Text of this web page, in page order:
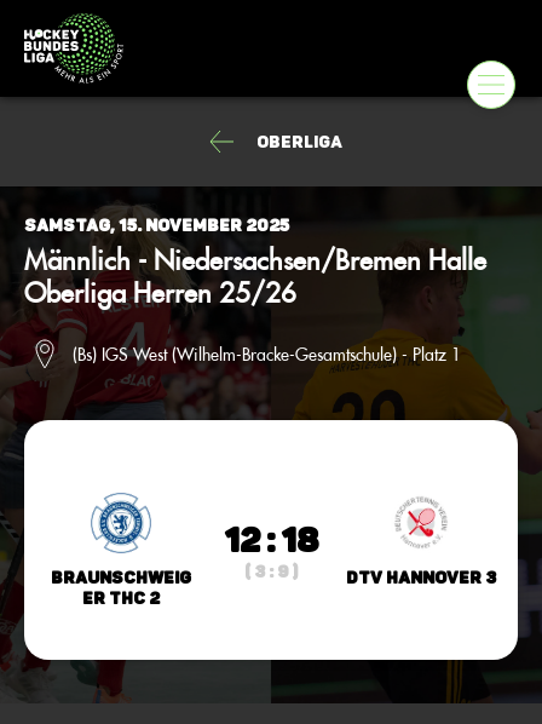
Oberliga
Samstag, 15. November 2025
Männlich - Niedersachsen/Bremen Halle
Oberliga Herren 25/26
(Bs) IGS West (Wilhelm-Bracke-Gesamtschule) - Platz 1
Braunschweig
er THC 2
12 : 18
( 3 : 9 ) DTV Hannover 3